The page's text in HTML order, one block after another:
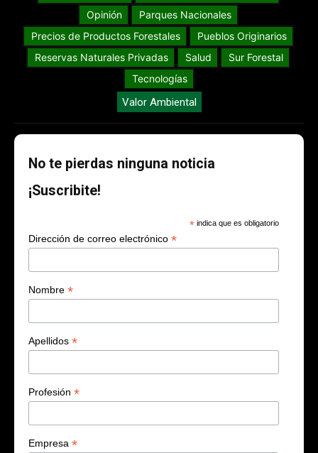
Opinión
Parques Nacionales
Precios de Productos Forestales
Pueblos Originarios
Reservas Naturales Privadas
Salud
Sur Forestal
Tecnologías
Valor Ambiental
No te pierdas ninguna noticia
¡Suscribite!
* indica que es obligatorio
Dirección de correo electrónico *
Nombre *
Apellidos *
Profesión *
Empresa *